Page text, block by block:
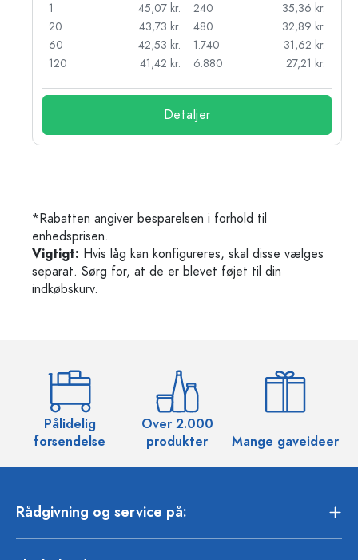
1
45,07 kr.
20
43,73 kr.
60
42,53 kr.
120
41,42 kr.
240
35,36 kr.
480
32,89 kr.
1.740
31,62 kr.
6.880
27,21 kr.
Detaljer
*Rabatten angiver besparelsen i forhold til
enhedsprisen.
Vigtigt: Hvis låg kan konfigureres, skal disse vælges
separat. Sørg for, at de er blevet føjet til din
indkøbskurv.
Pålidelig
forsendelse
Over 2.000
produkter
Mange gaveideer
Rådgivning og service på: